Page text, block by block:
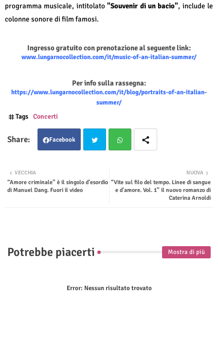
programma musicale, intitolato"Souvenir di un bacio", include le
colonne sonore di film famosi.
Ingresso gratuito con prenotazione al seguente link:
www.lungarnocollection.com/it/music-of-an-italian-summer/
Per info sulla rassegna:
https://www.lungarnocollection.com/it/blog/portraits-of-an-italian-
summer/
Tags Concerti
Facebook
ter tsap
NUOVA
“Vite sul filo del tempo. Linee di sangue
e d'amore. Vol. 1” il nuovo romanzo di
Caterina Arnoldi
VECCHIA
“Amore criminale” è il singolo d’esordio
di Manuel Dang. Fuori il video
Potrebbe piacerti Mostra di più
Error: Nessun risultato trovato